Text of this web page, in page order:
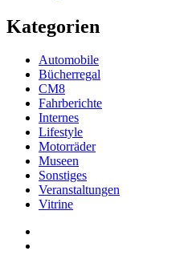
Kategorien
Automobile
Bücherregal
CM8
Fahrberichte
Internes
Lifestyle
Motorräder
Museen
Sonstiges
Veranstaltungen
Vitrine